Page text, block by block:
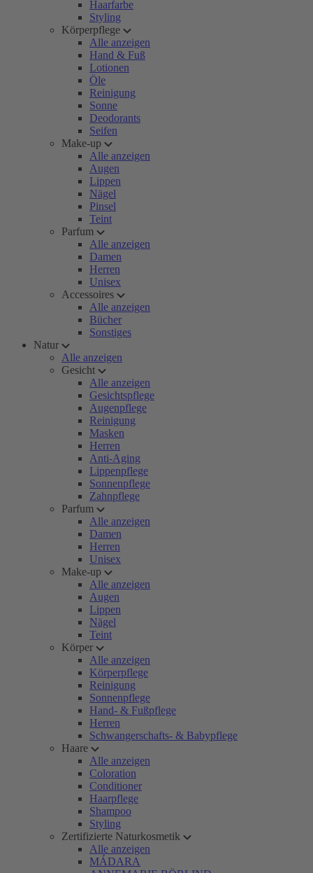
Haarfarbe
Styling
Körperpflege
Alle anzeigen
Hand & Fuß
Lotionen
Öle
Reinigung
Sonne
Deodorants
Seifen
Make-up
Alle anzeigen
Augen
Lippen
Nägel
Pinsel
Teint
Parfum
Alle anzeigen
Damen
Herren
Unisex
Accessoires
Alle anzeigen
Bücher
Sonstiges
Natur
Alle anzeigen
Gesicht
Alle anzeigen
Gesichtspflege
Augenpflege
Reinigung
Masken
Herren
Anti-Aging
Lippenpflege
Sonnenpflege
Zahnpflege
Parfum
Alle anzeigen
Damen
Herren
Unisex
Make-up
Alle anzeigen
Augen
Lippen
Nägel
Teint
Körper
Alle anzeigen
Körperpflege
Reinigung
Sonnenpflege
Hand- & Fußpflege
Herren
Schwangerschafts- & Babypflege
Haare
Alle anzeigen
Coloration
Conditioner
Haarpflege
Shampoo
Styling
Zertifizierte Naturkosmetik
Alle anzeigen
MÁDARA